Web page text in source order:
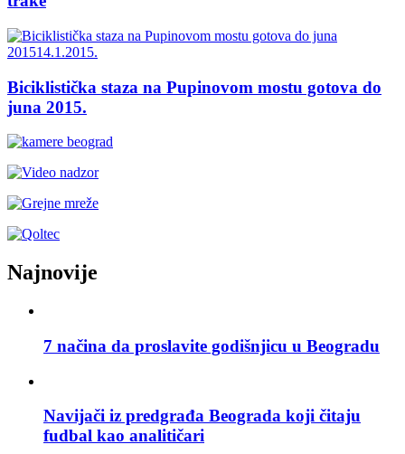
Biciklistička staza na Pupinovom mostu gotova do
juna 2015.
Najnovije
7 načina da proslavite godišnjicu u Beogradu
Navijači iz predgrađa Beograda koji čitaju
fudbal kao analitičari